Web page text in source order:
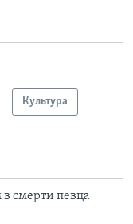
Культура
смерти певца